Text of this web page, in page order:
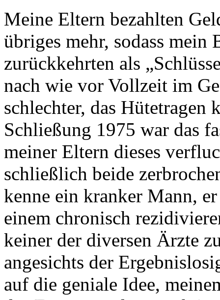
Meine Eltern bezahlten
übriges mehr, sodass mein
zurückkehrten als
nach wie vor Vollzeit im
schlechter, das Hütetragen
Schließung 1975 war das
meiner Eltern dieses
schließlich beide
kenne ein kranker Mann,
einem chronisch
keiner der diversen Ärzte
angesichts der
auf die geniale Idee,